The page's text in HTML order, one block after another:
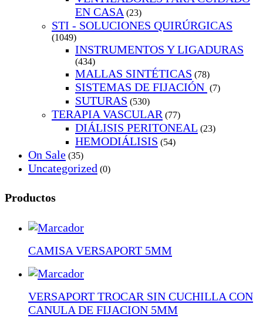
EN CASA (23)
STI - SOLUCIONES QUIRÚRGICAS
(1049)
INSTRUMENTOS Y LIGADURAS
(434)
MALLAS SINTÉTICAS (78)
SISTEMAS DE FIJACIÓN (7)
SUTURAS (530)
TERAPIA VASCULAR (77)
DIÁLISIS PERITONEAL (23)
HEMODIÁLISIS (54)
On Sale (35)
Uncategorized (0)
Productos
CAMISA VERSAPORT 5MM
VERSAPORT TROCAR SIN CUCHILLA CON
CANULA DE FIJACION 5MM